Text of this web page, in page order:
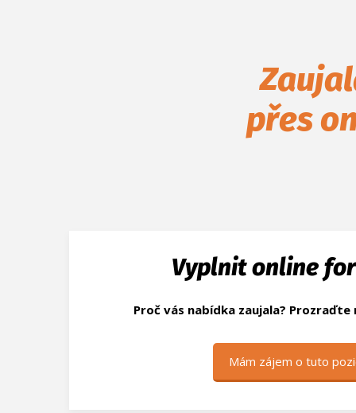
přes
Vyplnit online
Proč vás nabídka zaujala? Prozraďte
Mám zájem o tuto